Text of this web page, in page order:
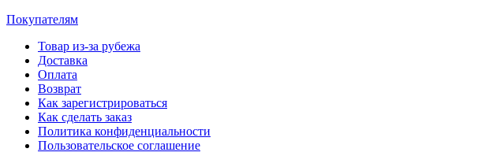
Покупателям
Товар из-за рубежа
Доставка
Оплата
Возврат
Как зарегистрироваться
Как сделать заказ
Политика конфиденциальности
Пользовательское соглашение